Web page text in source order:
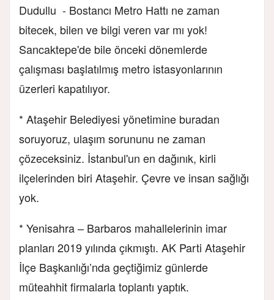
Dudullu - Bostancı Metro Hattı ne zaman
bitecek, bilen ve bilgi veren var mı yok!
Sancaktepe'de bile önceki dönemlerde
çalışması başlatılmış metro istasyonlarının
üzerleri kapatılıyor.
* Ataşehir Belediyesi yönetimine buradan
soruyoruz, ulaşım sorununu ne zaman
çözeceksiniz. İstanbul'un en dağınık, kirli
ilçelerinden biri Ataşehir. Çevre ve insan sağlığı
yok.
* Yenisahra – Barbaros mahallelerinin imar
planları 2019 yılında çıkmıştı. AK Parti Ataşehir
İlçe Başkanlığı’nda geçtiğimiz günlerde
müteahhit firmalarla toplantı yaptık.